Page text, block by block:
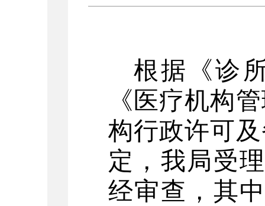
根据《诊
《医疗机构
构行政许可
定，我局受
经审查，其